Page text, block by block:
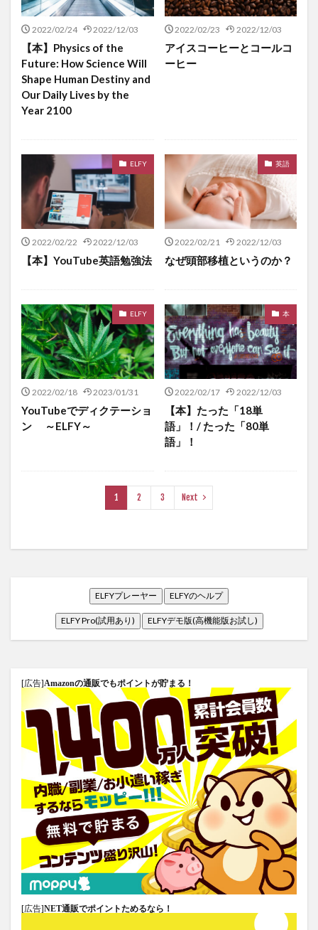
2022/02/24 2022/12/03
【本】Physics of the
Future: How Science Will
Shape Human Destiny and
Our Daily Lives by the
Year 2100
2022/02/23 2022/12/03
アイスコーヒーとコールコ
ーヒー
ELFY
2022/02/22 2022/12/03
【本】YouTube英語勉強法
英語
2022/02/21 2022/12/03
なぜ頭部移植というのか？
ELFY
2022/02/18 2023/01/31
YouTubeでディクテーショ
ン ～ELFY～
本
2022/02/17 2022/12/03
【本】たった「18単
語」！/ たった「80単
語」！
1 2 3 Next
ELFYプレーヤー ELFYのヘルプ
ELFY Pro(試用あり) ELFYデモ版(高機能版お試し)
[広告]Amazonの通販でもポイントが貯まる！
[広告]NET通販でポイントためるなら！